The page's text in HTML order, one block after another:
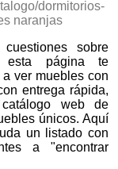
sobre
esta página te
ver muebles con
entrega rápida,
web de
únicos. Aquí
un listado con
a "encontrar